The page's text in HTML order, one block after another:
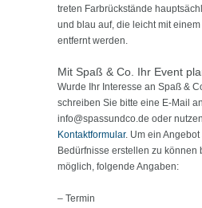
treten Farbrückstände
und blau auf, die leicht mit
entfernt werden.
Mit Spaß & Co. Ihr Event
Wurde Ihr Interesse an Spaß &
schreiben Sie bitte eine E-Mail an
info@spassundco.de oder
Kontaktformular. Um ein
Bedürfnisse erstellen zu können
möglich, folgende Angaben:
– Termin